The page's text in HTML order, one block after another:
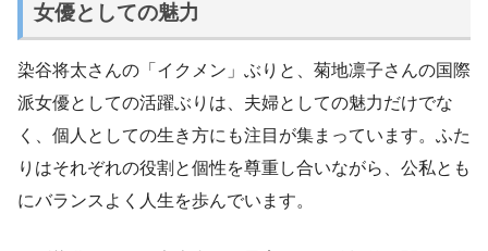
女優としての魅力
染谷将太さんの「イクメン」ぶりと、菊地凛子さんの国際
派女優としての活躍ぶりは、夫婦としての魅力だけでな
く、個人としての生き方にも注目が集まっています。ふた
りはそれぞれの役割と個性を尊重し合いながら、公私とも
にバランスよく人生を歩んでいます。